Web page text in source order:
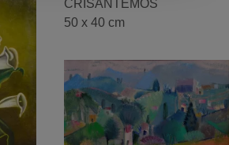
CRISANTEMOS
50 x 40 cm